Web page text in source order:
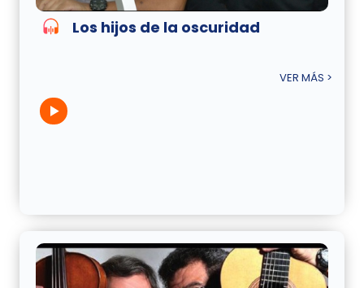
Los hijos de la oscuridad
VER MÁS >